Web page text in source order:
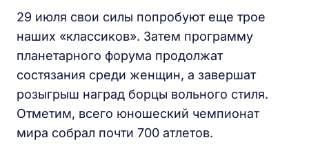
29 июля свои силы попробуют еще трое
наших «классиков». Затем программу
планетарного форума продолжат
состязания среди женщин, а завершат
розыгрыш наград борцы вольного стиля.
Отметим, всего юношеский чемпионат
мира собрал почти 700 атлетов.